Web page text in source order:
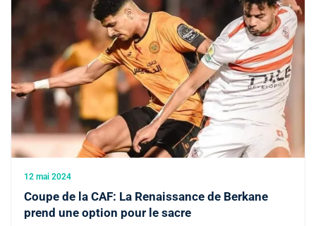
12 mai 2024
Coupe de la CAF: La Renaissance de Berkane
prend une option pour le sacre